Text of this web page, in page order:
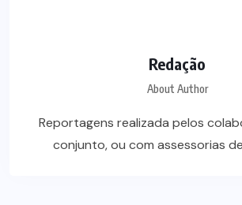
Redação
About Author
Reportagens realizada pelos
conjunto, ou com assessorias